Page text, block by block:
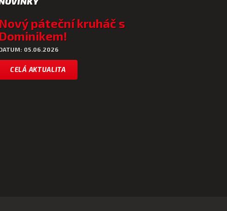
páteční kruháč s
05.06.2026
CELÁ AKTUALITA